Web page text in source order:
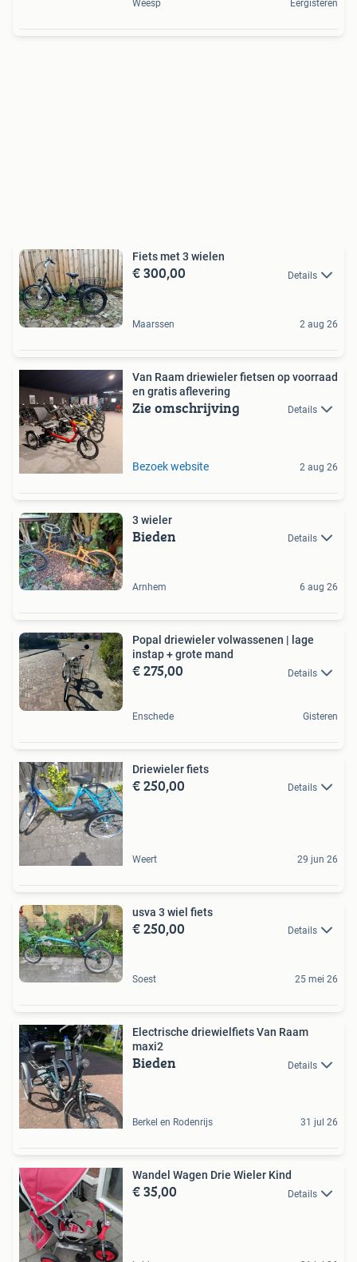
Weesp Eergisteren
Fiets met 3 wielen
€ 300,00 Details
Maarssen 2 aug 26
Van Raam driewieler fietsen op voorraad
en gratis aflevering
Zie omschrijving Details
Bezoek website 2 aug 26
3 wieler
Bieden Details
Arnhem 6 aug 26
Popal driewieler volwassenen | lage
instap + grote mand
€ 275,00 Details
Enschede Gisteren
Driewieler fiets
€ 250,00 Details
Weert 29 jun 26
usva 3 wiel fiets
€ 250,00 Details
Soest 25 mei 26
Electrische driewielfiets Van Raam
maxi2
Bieden Details
Berkel en Rodenrijs 31 jul 26
Wandel Wagen Drie Wieler Kind
€ 35,00 Details